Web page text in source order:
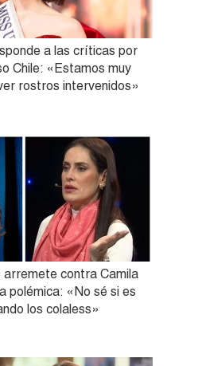
a las críticas por
Chile: «Estamos muy
rostros intervenidos»
contra Camila
polémica: «No sé si es
los colaless»